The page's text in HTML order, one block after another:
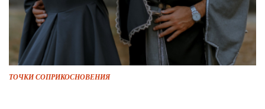
ТОЧКИ СОПРИКОСНОВЕНИЯ